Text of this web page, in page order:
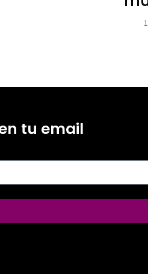
tu email